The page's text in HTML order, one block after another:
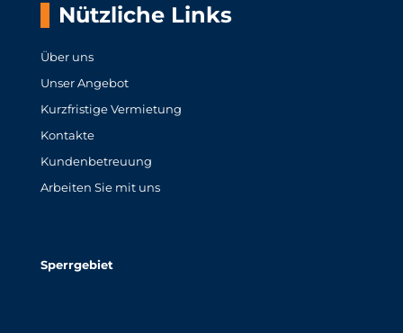
Nützliche Links
Über uns
Unser Angebot
Kurzfristige Vermietung
Kontakte
Kundenbetreuung
Arbeiten Sie mit uns
Sperrgebiet